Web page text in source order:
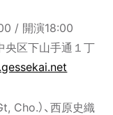
/ 開演18:00
央区下山手通１丁
Cho.）、⻄原史織